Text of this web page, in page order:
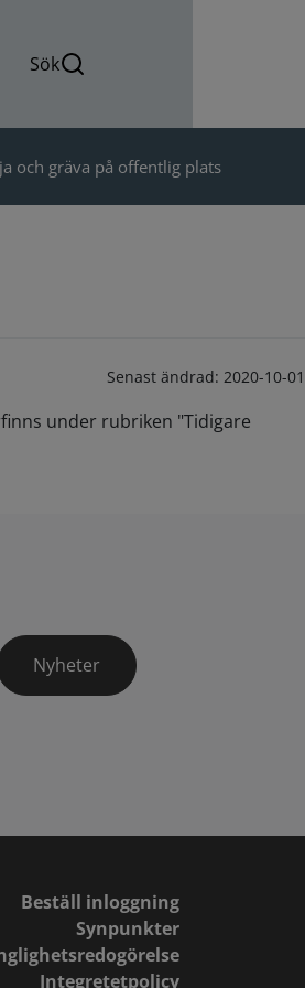
Sök
och gräva på offentlig plats
Senast ändrad: 2020-10-01
under rubriken "Tidigare
Nyheter
Beställ inloggning
Synpunkter
Integretetpolicy